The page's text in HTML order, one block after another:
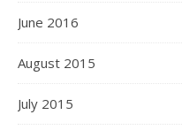
June 2016
August 2015
July 2015